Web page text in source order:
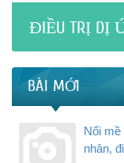
ĐIỀU TRỊ DỊ
BÀI MỚI
Nổi
nhân,